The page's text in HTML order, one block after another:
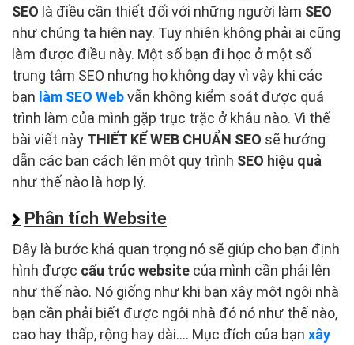
SEO là điều cần thiết đối với những người làm SEO
như chúng ta hiện nay. Tuy nhiên không phải ai cũng
làm được điều này. Một số bạn đi học ở một số
trung tâm SEO nhưng họ không dạy vì vậy khi các
bạn làm SEO Webvẫn không kiểm soát được quá
trình làm của mình gặp trục trặc ở khâu nào. Vì thế
bài viết này THIẾT KẾ WEB CHUẨN SEO sẽ hướng
dẫn các bạn cách lên một quy trình SEO hiệu quả
như thế nào là hợp lý.
Phân tích Website
Đây là bước khá quan trọng nó sẽ giúp cho bạn định
hình được cấu trúc website của mình cần phải lên
như thế nào. Nó giống như khi bạn xây một ngôi nhà
bạn cần phải biết được ngôi nhà đó nó như thế nào,
cao hay thấp, rộng hay dài…. Mục đích của bạn xây